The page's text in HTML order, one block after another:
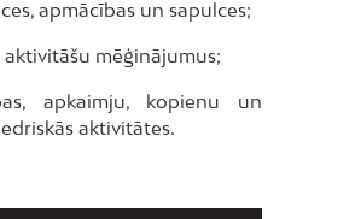
apmācības un sapulces;
mēģinājumus;
apkaimju, kopienu un
aktivitātes.